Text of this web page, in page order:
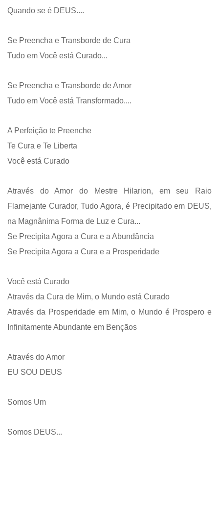
Quando se é DEUS....
Se Preencha e Transborde de Cura
Tudo em Você está Curado...
Se Preencha e Transborde de Amor
Tudo em Você está Transformado....
A Perfeição te Preenche
Te Cura e Te Liberta
Você está Curado
Através do Amor do Mestre Hilarion, em seu Raio
Flamejante Curador, Tudo Agora, é Precipitado em DEUS,
na Magnânima Forma de Luz e Cura...
Se Precipita Agora a Cura e a Abundância
Se Precipita Agora a Cura e a Prosperidade
Você está Curado
Através da Cura de Mim, o Mundo está Curado
Através da Prosperidade em Mim, o Mundo é Prospero e
Infinitamente Abundante em Bençãos
Através do Amor
EU SOU DEUS
Somos Um
Somos DEUS...